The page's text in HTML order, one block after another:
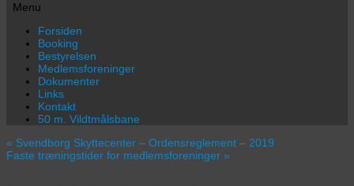
Menu
Videre
indhold
Forsiden
Booking
Bestyrelsen
Medlemsforeninger
Dokumenter
Links
Kontakt
50 m. Vildtmålsbane
« Svendborg Skyttecenter – Ordensreglement – 2019
Faste træningstider for medlemsforeninger »